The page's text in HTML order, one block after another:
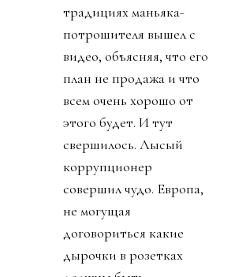
традициях маньяка-
потрошителя вышел с
видео, объясняя, что его
план не продажа и что
всем очень хорошо от
этого будет. И тут
свершилось. Лысый
коррупционер
совершил чудо. Европа,
не могущая
договориться какие
дырочки в розетках